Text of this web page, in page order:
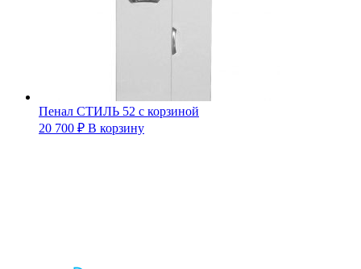
Пенал СТИЛЬ 52 с корзиной
20 700 ₽ В корзину